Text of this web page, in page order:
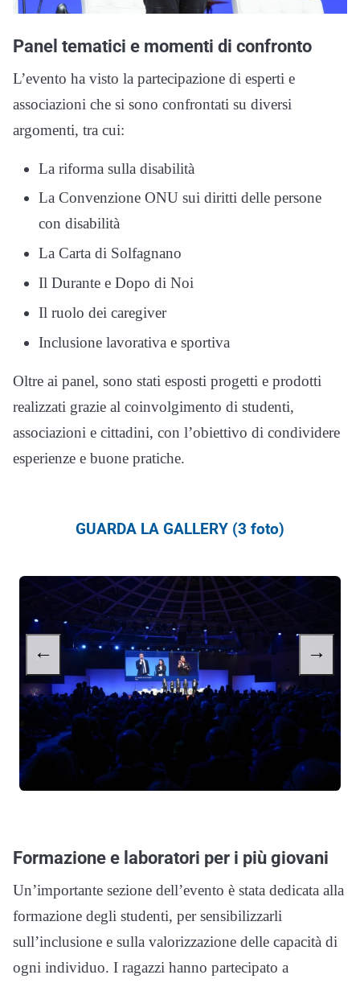
Panel tematici e momenti di confronto
L’evento ha visto la partecipazione di esperti e
associazioni che si sono confrontati su diversi
argomenti, tra cui:
La riforma sulla disabilità
La Convenzione ONU sui diritti delle persone
con disabilità
La Carta di Solfagnano
Il Durante e Dopo di Noi
Il ruolo dei caregiver
Inclusione lavorativa e sportiva
Oltre ai panel, sono stati esposti progetti e prodotti
realizzati grazie al coinvolgimento di studenti,
associazioni e cittadini, con l’obiettivo di condividere
esperienze e buone pratiche.
GUARDA LA GALLERY (3 foto)
← →
Formazione e laboratori per i più giovani
Un’importante sezione dell’evento è stata dedicata alla
formazione degli studenti, per sensibilizzarli
sull’inclusione e sulla valorizzazione delle capacità di
ogni individuo. I ragazzi hanno partecipato a